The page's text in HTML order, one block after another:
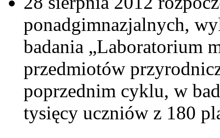
ponadgimnazjalnych,
badania „Laboratorium
przedmiotów
poprzednim cyklu, w
tysięcy uczniów z 180